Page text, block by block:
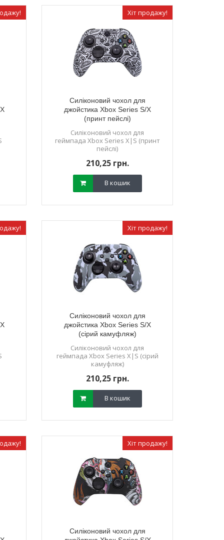
Хіт продажу!
Силіконовий чохол для
джойстика Xbox Series S/X
(принт пейслі)
Силіконовий чохол для
геймпада Xbox Series X|S (принт
пейслі)
210,25 грн.
В кошик
Хіт продажу!
Силіконовий чохол для
джойстика Xbox Series S/X
(сірий камуфляж)
Силіконовий чохол для
геймпада Xbox Series X|S (сірий
камуфляж)
210,25 грн.
В кошик
Хіт продажу!
Силіконовий чохол для